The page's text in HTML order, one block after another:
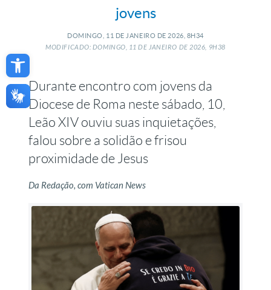
Open toolbar
jovens
DOMINGO, 11 DE JANEIRO DE 2026, 8H34
MODIFICADO: DOMINGO, 11 DEJANEIRO DE2026, 9H38
Durante encontro com jovens da
Diocese de Roma neste sábado, 10,
Leão XIV ouviu suas inquietações,
falou sobre a solidão e frisou
proximidade de Jesus
Da Redação, com Vatican News